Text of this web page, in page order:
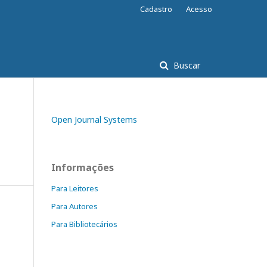
Buscar
Cadastro Acesso
Open Journal Systems
Informações
Para Leitores
Para Autores
Para Bibliotecários